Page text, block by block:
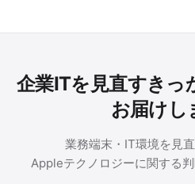
企業ITを見直すきっ
お届けし
業務端末・IT環境を見直
Appleテクノロジーに関する判